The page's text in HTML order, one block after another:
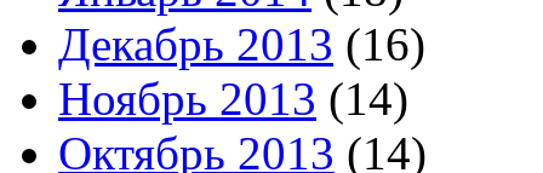
Декабрь 2013 (16)
Ноябрь 2013 (14)
Октябрь 2013 (14)